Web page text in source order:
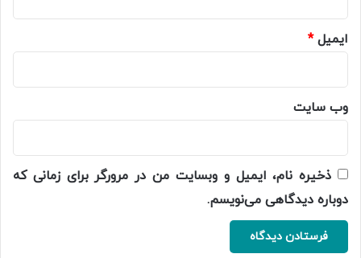
ایمیل*
وب‌ سایت
ذخیره نام، ایمیل و وبسایت من در مرورگر برای زمانی که
دوباره دیدگاهی می‌نویسم.